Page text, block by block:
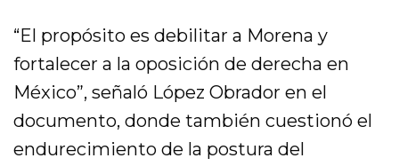
“El propósito es debilitar a Morena y
fortalecer a la oposición de derecha en
México”, señaló López Obrador en el
documento, donde también cuestionó el
endurecimiento de la postura del